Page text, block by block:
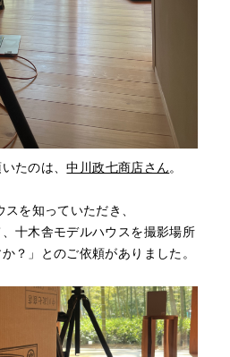
たのは、中川政七商店さん 。
を知っていただき、
、十木舎モデルハウスを撮影場所
？」とのご依頼がありました。